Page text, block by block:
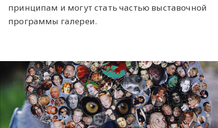
принципам и могут стать частью выставочной
программы галереи.